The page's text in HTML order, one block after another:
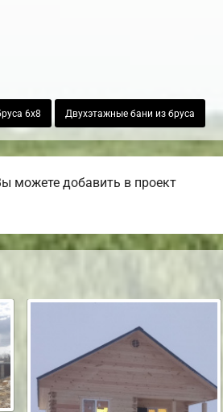
6х8 Двухэтажные бани из бруса
можете добавить в проект